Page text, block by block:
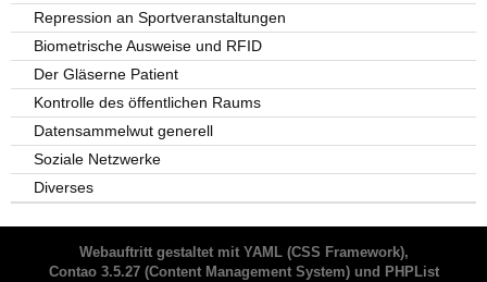
Repression an Sportveranstaltungen
Biometrische Ausweise und RFID
Der Gläserne Patient
Kontrolle des öffentlichen Raums
Datensammelwut generell
Soziale Netzwerke
Diverses
Webauftritt gestaltet mit YAML(CSS Framework),
Contao 3.5.27(Content Management System) und PHPList